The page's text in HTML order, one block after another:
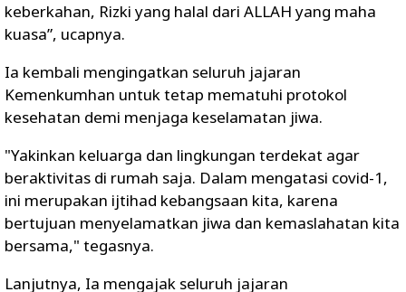
keberkahan, Rizki yang halal dari ALLAH yang maha
kuasa”, ucapnya.
Ia kembali mengingatkan seluruh jajaran
Kemenkumhan untuk tetap mematuhi protokol
kesehatan demi menjaga keselamatan jiwa.
"Yakinkan keluarga dan lingkungan terdekat agar
beraktivitas di rumah saja. Dalam mengatasi covid-1,
ini merupakan ijtihad kebangsaan kita, karena
bertujuan menyelamatkan jiwa dan kemaslahatan kita
bersama," tegasnya.
Lanjutnya, Ia mengajak seluruh jajaran